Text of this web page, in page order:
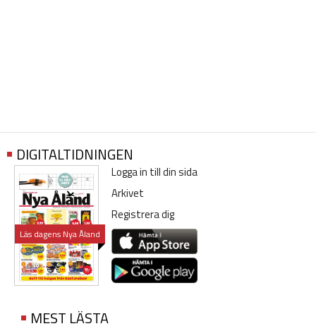
DIGITALTIDNINGEN
Läs dagens Nya Åland
Logga in till din sida
Arkivet
Registrera dig
MEST LÄSTA